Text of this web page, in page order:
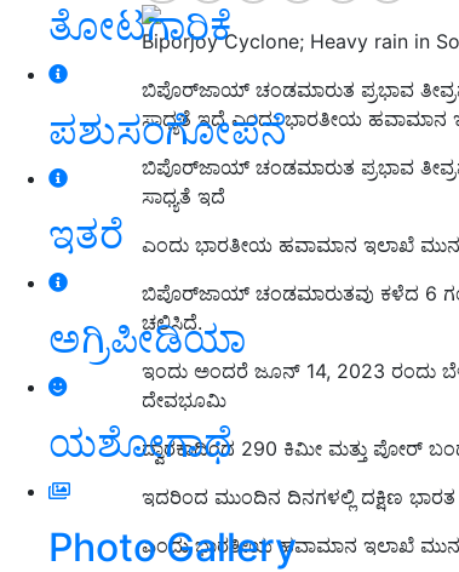
ತೋಟಗಾರಿಕೆ
ಪಶುಸಂಗೋಪನೆ
ಇತರೆ
ಅಗ್ರಿಪೀಡಿಯಾ
ಯಶೋಗಾಥೆ
Photo Gallery
Biporjoy Cyclone; Heavy rain in
ಬಿಪೊರ್‌ಜಾಯ್‌ ಚಂಡಮಾರುತ ಪ್ರಭಾವ
ಸಾಧ್ಯತೆ ಇದೆ ಎಂದು ಭಾರತೀಯ ಹವಾಮಾನ
ಬಿಪೊರ್‌ಜಾಯ್‌ ಚಂಡಮಾರುತ ಪ್ರಭಾವ
ಸಾಧ್ಯತೆ ಇದೆ
ಎಂದು ಭಾರತೀಯ ಹವಾಮಾನ ಇಲಾಖೆ
ಬಿಪೊರ್‌ಜಾಯ್‌ ಚಂಡಮಾರುತವು ಕಳೆದ 6
ಚಲಿಸಿದೆ.
ಇಂದು ಅಂದರೆ ಜೂನ್ 14, 2023 ರಂದು
ದೇವಭೂಮಿ
ದ್ವಾರಕಾದಿಂದ 290 ಕಿಮೀ ಮತ್ತು ಪೋರ್
ಇದರಿಂದ ಮುಂದಿನ ದಿನಗಳಲ್ಲಿ ದಕ್ಷಿಣ
ಎಂದು ಭಾರತೀಯ ಹವಾಮಾನ ಇಲಾಖೆ